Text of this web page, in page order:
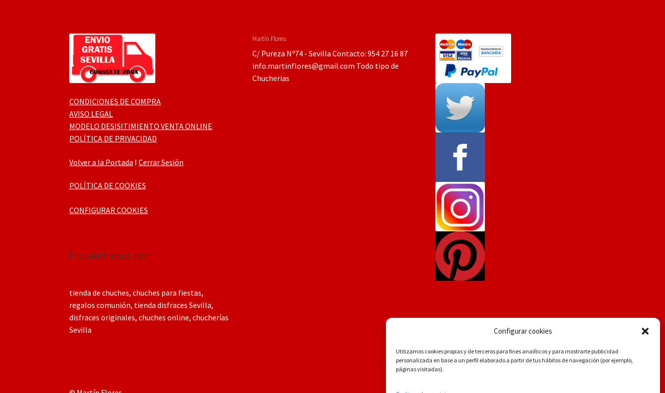
Configurar cookies
Utilizamos cookies propias y de terceros para fines analíticos y para mostrarte publicidad
personalizada en base a un perfil elaborado a partir de tus hábitos de navegación (por ejemplo,
páginas visitadas).
CONDICIONES DE COMPRA
AVISO LEGAL
MODELO DESISITIMIENTO VENTA ONLINE
POLÍTICA DE PRIVACIDAD
Volver a la Portada ICerrar Sesión
POLÍTICA DE COOKIES
CONFIGURAR COOKIES
Encuéntranos por:
tienda de chuches, chuches para fiestas,
regalos comunión, tienda disfraces Sevilla,
disfraces originales, chuches online, chucherías
Sevilla
Martín Flores
C/ Pureza Nº74 - Sevilla Contacto: 954 27 16 87
info.martinflores@gmail.com Todo tipo de
Chucherias